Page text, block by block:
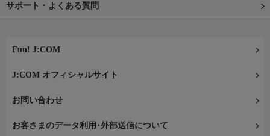
サポート・よくある質問
Fun! J:COM
J:COM オフィシャルサイト
お問い合わせ
お客さまのデータ利用･外部送信について